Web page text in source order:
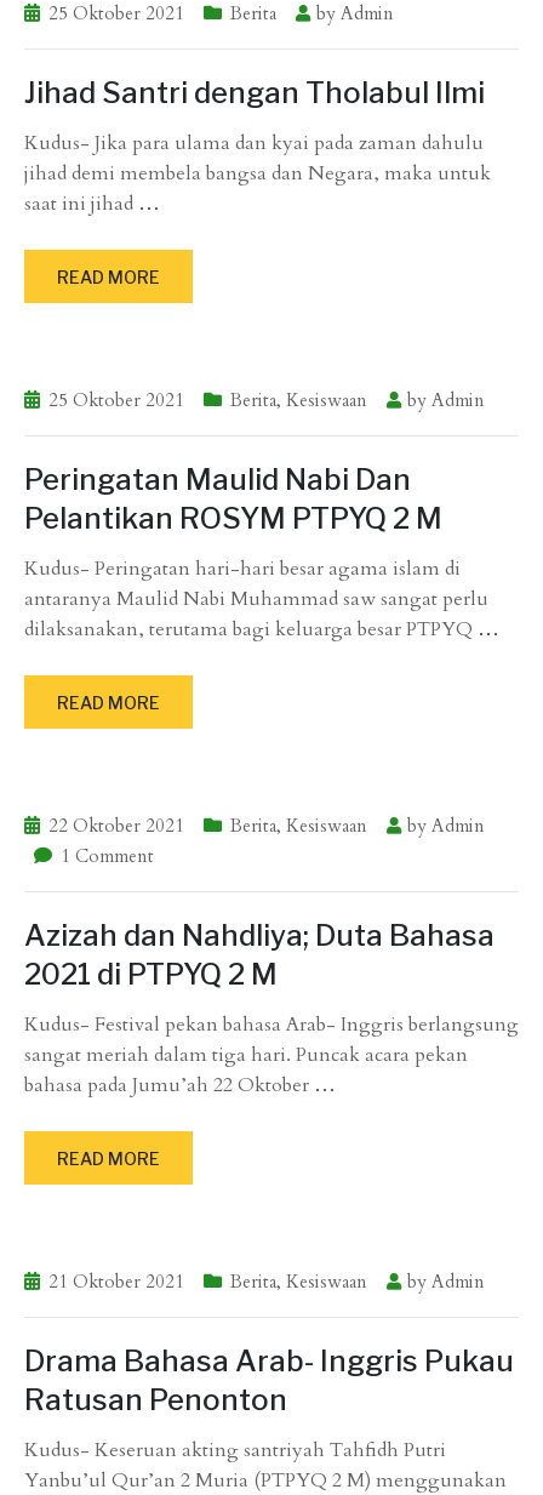
25 Oktober 2021 Berita by Admin
Jihad Santri dengan Tholabul Ilmi
Kudus- Jika para ulama dan kyai pada zaman dahulu
jihad demi membela bangsa dan Negara, maka untuk
saat ini jihad …
READ MORE
25 Oktober 2021 Berita, Kesiswaan by Admin
Peringatan Maulid Nabi Dan
Pelantikan ROSYM PTPYQ 2 M
Kudus- Peringatan hari-hari besar agama islam di
antaranya Maulid Nabi Muhammad saw sangat perlu
dilaksanakan, terutama bagi keluarga besar PTPYQ …
READ MORE
22 Oktober 2021 Berita, Kesiswaan by Admin
1 Comment
Azizah dan Nahdliya; Duta Bahasa
2021 di PTPYQ 2 M
Kudus- Festival pekan bahasa Arab- Inggris berlangsung
sangat meriah dalam tiga hari. Puncak acara pekan
bahasa pada Jumu’ah 22 Oktober …
READ MORE
21 Oktober 2021 Berita, Kesiswaan by Admin
Drama Bahasa Arab- Inggris Pukau
Ratusan Penonton
Kudus- Keseruan akting santriyah Tahfidh Putri
Yanbu’ul Qur’an 2 Muria (PTPYQ 2 M) menggunakan